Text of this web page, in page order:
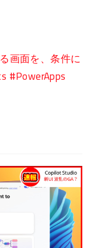
画面を、条件に
#PowerApps